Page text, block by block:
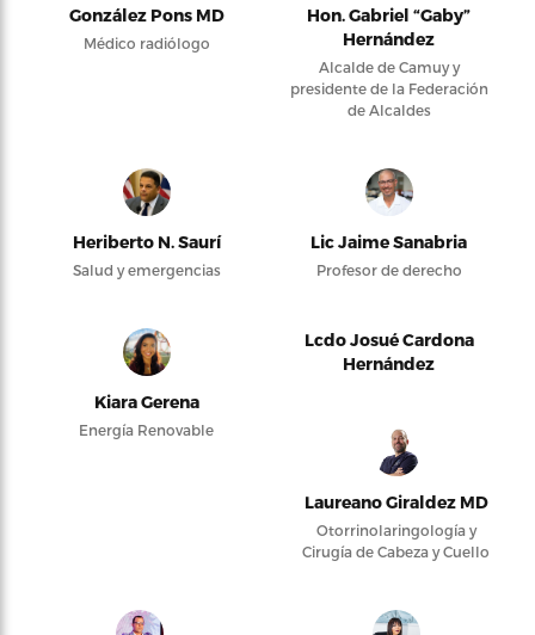
González Pons MD
Médico radiólogo
Hon. Gabriel “Gaby”
Hernández
Alcalde de Camuy y
presidente de la Federación
de Alcaldes
Heriberto N. Saurí
Salud y emergencias
Lic Jaime Sanabria
Profesor de derecho
Kiara Gerena
Energía Renovable
Lcdo Josué Cardona
Hernández
Laureano Giraldez MD
Otorrinolaringología y
Cirugía de Cabeza y Cuello